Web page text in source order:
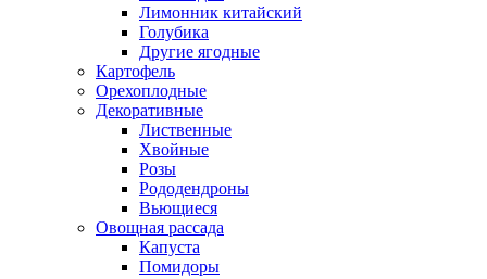
Лимонник китайский
Голубика
Другие ягодные
Картофель
Орехоплодные
Декоративные
Лиственные
Хвойные
Розы
Рододендроны
Вьющиеся
Овощная рассада
Капуста
Помидоры